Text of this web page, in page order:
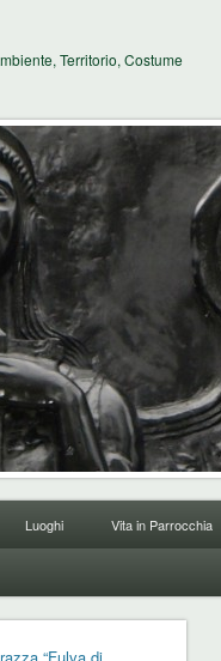
Territorio, Costume
Luoghi Vita in Parrocchia